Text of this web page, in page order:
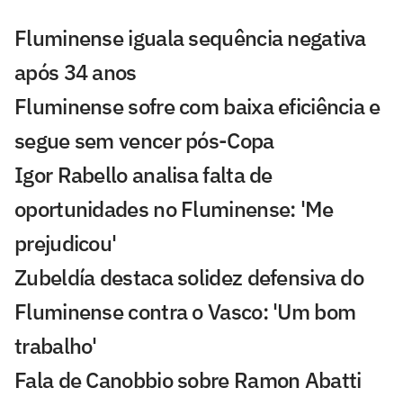
Fluminense iguala sequência negativa
após 34 anos
Fluminense sofre com baixa eficiência e
segue sem vencer pós-Copa
Igor Rabello analisa falta de
oportunidades no Fluminense: 'Me
prejudicou'
Zubeldía destaca solidez defensiva do
Fluminense contra o Vasco: 'Um bom
trabalho'
Fala de Canobbio sobre Ramon Abatti